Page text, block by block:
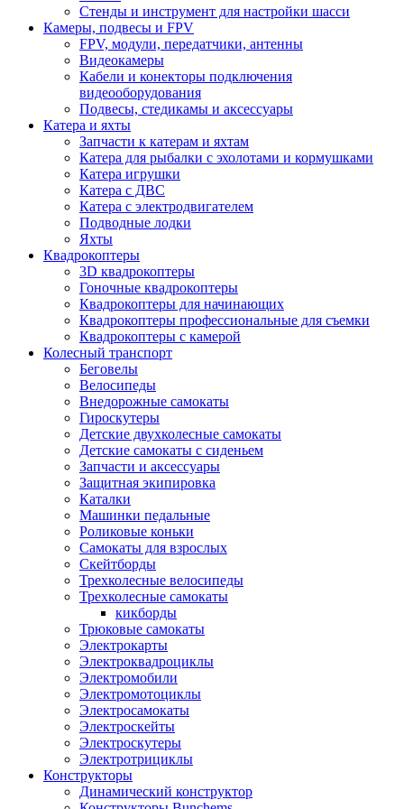
Стенды и инструмент для настройки шасси
Камеры, подвесы и FPV
FPV, модули, передатчики, антенны
Видеокамеры
Кабели и конекторы подключения
видеооборудования
Подвесы, стедикамы и аксессуары
Катера и яхты
Запчасти к катерам и яхтам
Катера для рыбалки с эхолотами и кормушками
Катера игрушки
Катера с ДВС
Катера с электродвигателем
Подводные лодки
Яхты
Квадрокоптеры
3D квадрокоптеры
Гоночные квадрокоптеры
Квадрокоптеры для начинающих
Квадрокоптеры профессиональные для съемки
Квадрокоптеры с камерой
Колесный транспорт
Беговелы
Велосипеды
Внедорожные самокаты
Гироскутеры
Детские двухколесные самокаты
Детские самокаты с сиденьем
Запчасти и аксессуары
Защитная экипировка
Каталки
Машинки педальные
Роликовые коньки
Самокаты для взрослых
Скейтборды
Трехколесные велосипеды
Трехколесные самокаты
кикборды
Трюковые самокаты
Электрокарты
Электроквадроциклы
Электромобили
Электромотоциклы
Электросамокаты
Электроскейты
Электроскутеры
Электротрициклы
Конструкторы
Динамический конструктор